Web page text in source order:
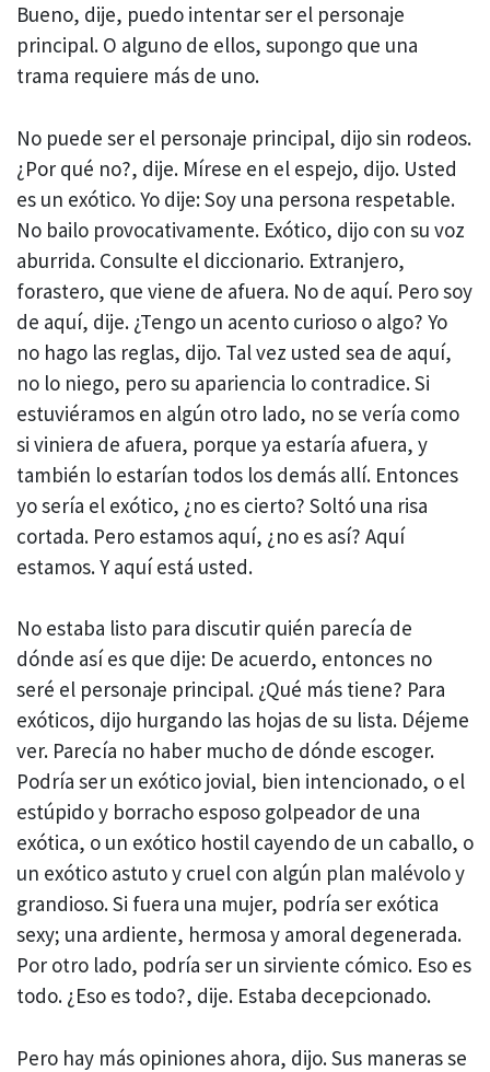
Bueno, dije, puedo intentar ser el personaje
principal. O alguno de ellos, supongo que una
trama requiere más de uno.
No puede ser el personaje principal, dijo sin rodeos.
¿Por qué no?, dije. Mírese en el espejo, dijo. Usted
es un exótico. Yo dije: Soy una persona respetable.
No bailo provocativamente. Exótico, dijo con su voz
aburrida. Consulte el diccionario. Extranjero,
forastero, que viene de afuera. No de aquí. Pero soy
de aquí, dije. ¿Tengo un acento curioso o algo? Yo
no hago las reglas, dijo. Tal vez usted sea de aquí,
no lo niego, pero su apariencia lo contradice. Si
estuviéramos en algún otro lado, no se vería como
si viniera de afuera, porque ya estaría afuera, y
también lo estarían todos los demás allí. Entonces
yo sería el exótico, ¿no es cierto? Soltó una risa
cortada. Pero estamos aquí, ¿no es así? Aquí
estamos. Y aquí está usted.
No estaba listo para discutir quién parecía de
dónde así es que dije: De acuerdo, entonces no
seré el personaje principal. ¿Qué más tiene? Para
exóticos, dijo hurgando las hojas de su lista. Déjeme
ver. Parecía no haber mucho de dónde escoger.
Podría ser un exótico jovial, bien intencionado, o el
estúpido y borracho esposo golpeador de una
exótica, o un exótico hostil cayendo de un caballo, o
un exótico astuto y cruel con algún plan malévolo y
grandioso. Si fuera una mujer, podría ser exótica
sexy; una ardiente, hermosa y amoral degenerada.
Por otro lado, podría ser un sirviente cómico. Eso es
todo. ¿Eso es todo?, dije. Estaba decepcionado.
Pero hay más opiniones ahora, dijo. Sus maneras se